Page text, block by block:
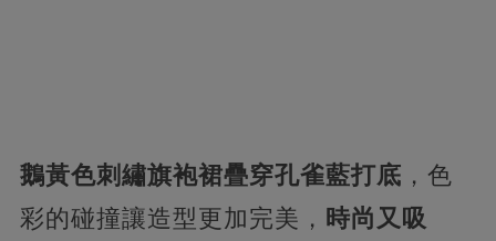
鵝黃色刺繡旗袍裙疊穿孔雀藍打底 ，色
彩的碰撞讓造型更加完美， 時尚又吸